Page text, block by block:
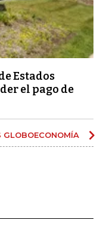
Estados
el pago de
GLOBOECONOMÍA